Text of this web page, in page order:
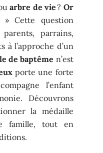
arbre de vie? Or
» Cette question
parrains,
à l’approche d’un
de baptême n’est
porte une forte
l’enfant
Découvrons
la médaille
famille, tout en